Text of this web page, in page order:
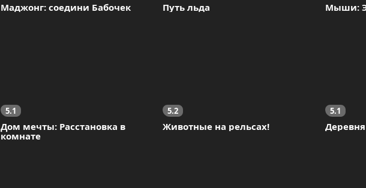
Маджонг: соедини Бабочек Путь льда Мыши:
5.1
Дом мечты: Расстановка в
комнате
5.2
Животные на рельсах!
5.1